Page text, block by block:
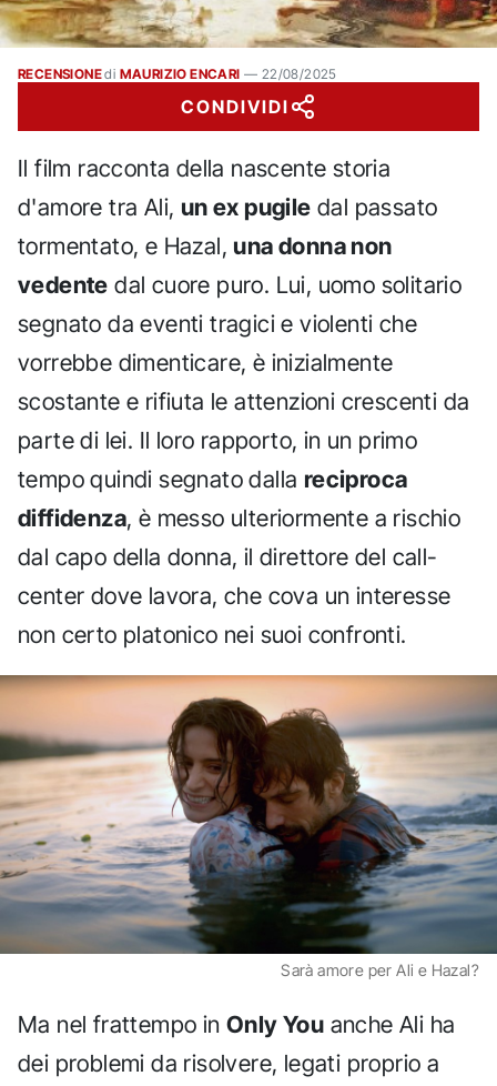
RECENSIONEdi MAURIZIO ENCARI — 22/08/2025
CONDIVIDI
Il film racconta della nascente storia
d'amore tra Ali, un ex pugile dal passato
tormentato, e Hazal, una donna non
vedente dal cuore puro. Lui, uomo solitario
segnato da eventi tragici e violenti che
vorrebbe dimenticare, è inizialmente
scostante e rifiuta le attenzioni crescenti da
parte di lei. Il loro rapporto, in un primo
tempo quindi segnato dalla reciproca
diffidenza, è messo ulteriormente a rischio
dal capo della donna, il direttore del call-
center dove lavora, che cova un interesse
non certo platonico nei suoi confronti.
Sarà amore per Ali e Hazal?
Ma nel frattempo in Only You anche Ali ha
dei problemi da risolvere, legati proprio a